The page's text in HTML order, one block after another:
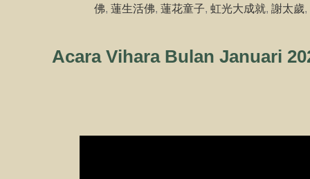
佛, 蓮生活佛, 蓮花童子, 虹光大成就, 謝太歲,
Acara Vihara Bulan Januari